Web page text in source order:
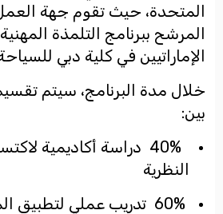
المتحدة، حيث تقوم جهة العمل
المرشح ببرنامج التلمذة
الإماراتيين في كلية دبي
خلال مدة البرنامج، سيتم
بين:
40% دراسة أكاديمية
النظرية
60% تدريب عملي لتطبيق